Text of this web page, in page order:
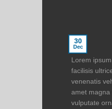
30
Dec
Lorem
facilisis
venenatis
amet magna
vulputate